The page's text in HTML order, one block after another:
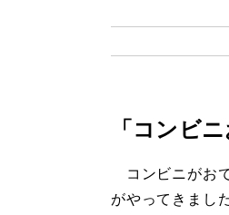
「コンビ
コンビニがお
がやってきまし